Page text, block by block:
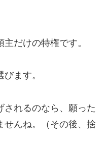
だけの特権です。
ます。
されるのなら、願った
せんね。（その後、捨